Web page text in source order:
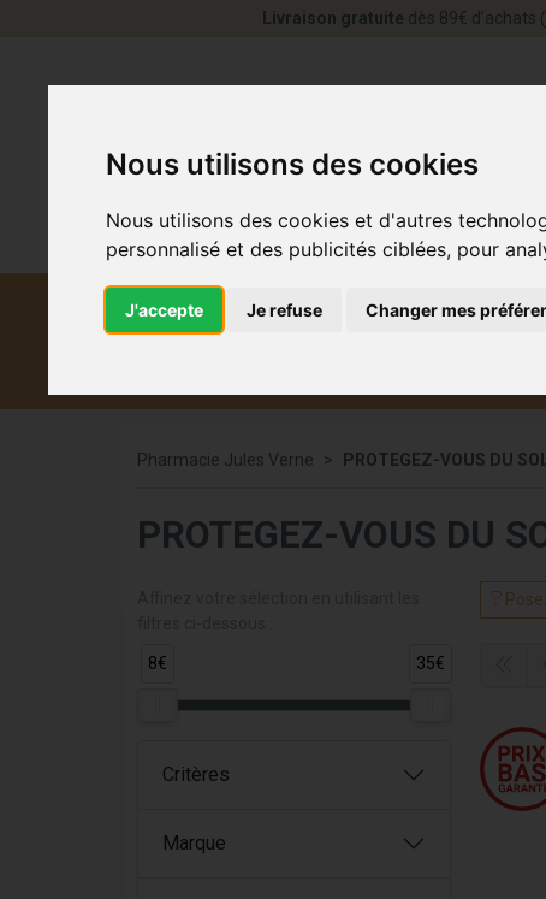
Nous utilisons des cookies
Nous utilisons des cookies et d'autres
personnalisé et des publicités ciblées, pour
J'accepte Je refuse Changer mes
Livraison gratuite dès 89€ d’achats
Pharmacie Jules Verne PROTEGEZ-VOUS DU
PROTEGEZ-VOUS DU
8€ 35€
Critères
Marque